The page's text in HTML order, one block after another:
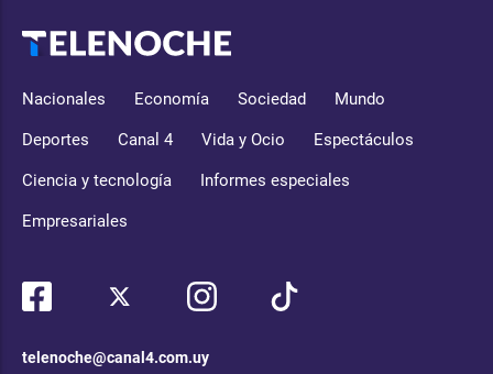
Nacionales Economía Sociedad Mundo
Deportes Canal 4 Vida y Ocio Espectáculos
Ciencia y tecnología Informes especiales
Empresariales
telenoche@canal4.com.uy